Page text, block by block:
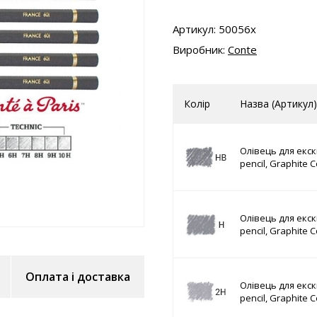
Оплата і доставка
Артикул: 50056x
Виробник: Conte
Колір Назва (Артикул)
Олівець для
pencil, Graphite
Олівець для
pencil, Graphite
Олівець для
pencil, Graphite